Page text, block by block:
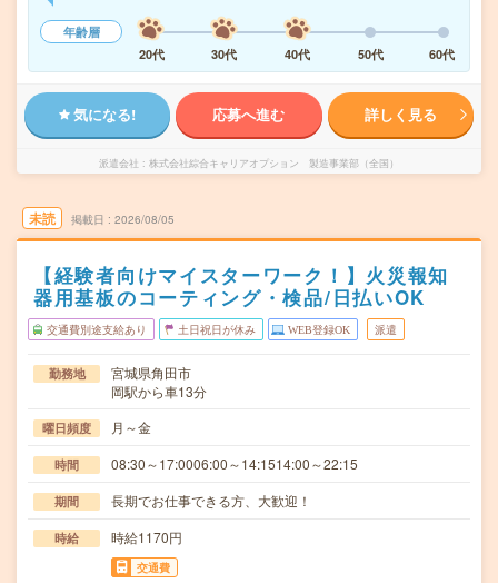
年齢層
20代
30代 40代 50代 60代
気になる! 応募へ進む 詳しく見る
派遣会社 株式会社綜合キャリアオプション 製造事業部（全国）
未読 掲載日 2026/08/05
【経験者向けマイスターワーク！】火災報知
器用基板のコーティング・検品/日払いOK
交通費別途支給あり 土日祝日が休み WEB登録OK 派遣
勤務地
宮城県角田市
岡駅から車13分
曜日頻度 月～金
時間 08:30～17:0006:00～14:1514:00～22:15
期間 長期でお仕事できる方、大歓迎！
時給 時給1170円
交通費